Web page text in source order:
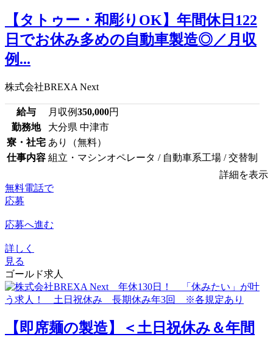
【タトゥー・和彫りOK】年間休日122
日でお休み多めの自動車製造◎／月収
例...
株式会社BREXA Next
給与 月収例350,000円
勤務地
大分県 中津市
寮・社宅 あり（無料）
仕事内容 組立・マシンオペレータ / 自動車系工場 / 交替制
詳細を表示
無料電話で
応募
応募へ進む
詳しく
見る
ゴールド求人
【即席麺の製造】＜土日祝休み＆年間